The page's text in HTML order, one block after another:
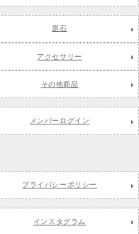
原石
アクセサリー
その他商品
メンバーログイン
プライバシーポリシー
インスタグラム